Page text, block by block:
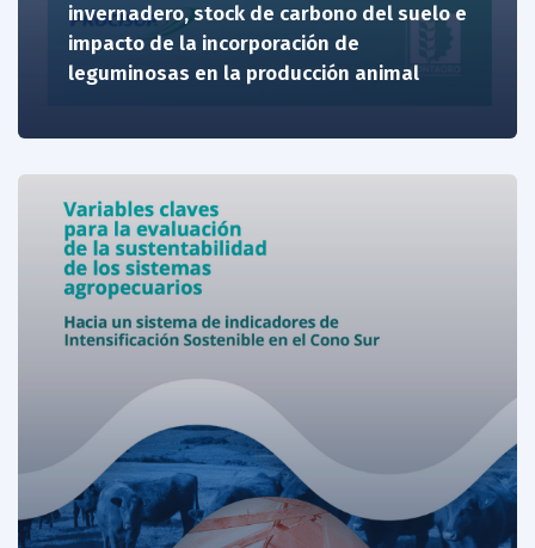
invernadero, stock de carbono del suelo e
impacto de la incorporación de
leguminosas en la producción animal